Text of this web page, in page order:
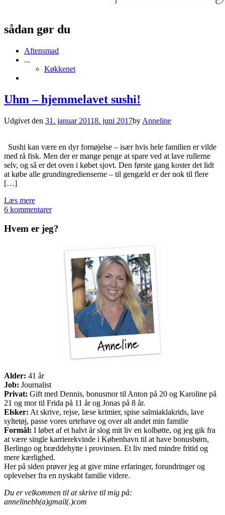
sådan gør du
Aftensmad
...
Køkkenet
Uhm – hjemmelavet sushi!
Udgivet den 31. januar 20118. juni 2017by Anneline
Sushi kan være en dyr fornøjelse – især hvis hele familien er vilde
med rå fisk. Men der er mange penge at spare ved at lave rullerne
selv, og så er det oven i købet sjovt. Den første gang koster det lidt
at købe alle grundingredienserne – til gengæld er der nok til flere
[…]
Læs mere
6 kommentarer
Hvem er jeg?
Alder: 41 år
Job: Journalist
Privat: Gift med Dennis, bonusmor til Anton på 20 og Karoline på
21 og mor til Frida på 11 år og Jonas på 8 år.
Elsker: At skrive, rejse, læse krimier, spise salmiaklakrids, lave
syltetøj, passe vores urtehave og over alt andet min familie
Formål: I løbet af et halvt år slog mit liv en kolbøtte, og jeg gik fra
at være single karrierekvinde i København til at have bonusbørn,
Berlingo og bræddehytte i provinsen. Et liv med mindre fritid og
mere kærlighed.
Her på siden prøver jeg at give mine erfaringer, forundringer og
oplevelser fra en nyskabt familie videre.
Du er velkommen til at skrive til mig på:
annelinebh(a)gmail(.)com